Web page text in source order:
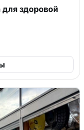
для здоровой